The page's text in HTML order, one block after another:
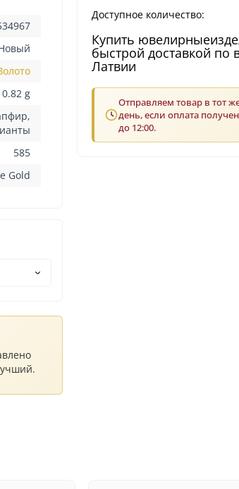
0.82 g
585
Gold
Доступное количество:
Купить
быстрой доставкой по
Латвии
Отправляем товар в тот
день, если оплата
до 12:00.